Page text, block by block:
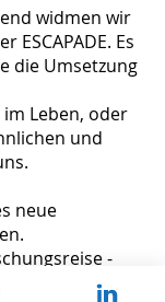
widmen wir
ESCAPADE. Es
die Umsetzung
Leben, oder
und
neue
-